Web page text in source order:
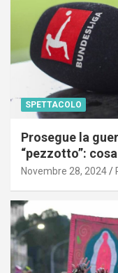
SPETTACOLO
Prosegue la
“pezzotto”:
Novembre 28, 2024